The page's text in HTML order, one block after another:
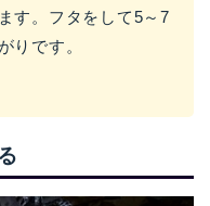
す。フタをして5～7
りです。